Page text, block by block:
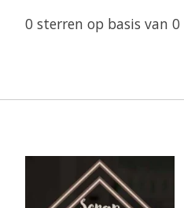
0 sterren op basis van 0